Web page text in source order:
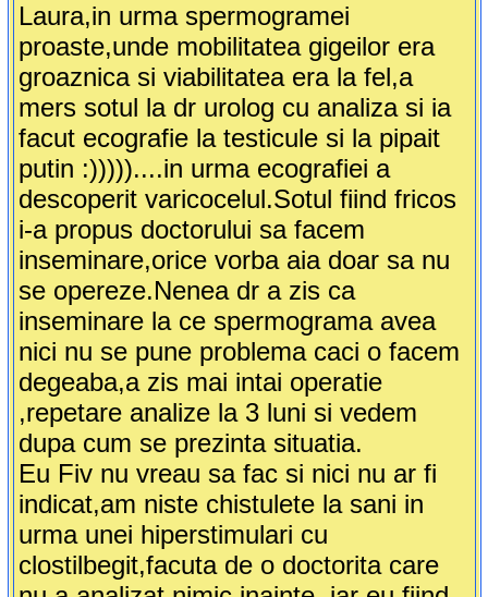
Laura,in urma spermogramei
proaste,unde mobilitatea gigeilor era
groaznica si viabilitatea era la fel,a
mers sotul la dr urolog cu analiza si ia
facut ecografie la testicule si la pipait
putin :)))))....in urma ecografiei a
descoperit varicocelul.Sotul fiind fricos
i-a propus doctorului sa facem
inseminare,orice vorba aia doar sa nu
se opereze.Nenea dr a zis ca
inseminare la ce spermograma avea
nici nu se pune problema caci o facem
degeaba,a zis mai intai operatie
,repetare analize la 3 luni si vedem
dupa cum se prezinta situatia.
Eu Fiv nu vreau sa fac si nici nu ar fi
indicat,am niste chistulete la sani in
urma unei hiperstimulari cu
clostilbegit,facuta de o doctorita care